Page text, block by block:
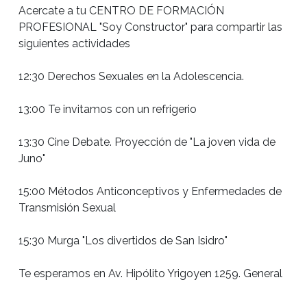
Acercate a tu CENTRO DE FORMACIÓN
PROFESIONAL "Soy Constructor" para compartir las
siguientes actividades
12:30 Derechos Sexuales en la Adolescencia.
13:00 Te invitamos con un refrigerio
13:30 Cine Debate. Proyección de "La joven vida de
Juno"
15:00 Métodos Anticonceptivos y Enfermedades de
Transmisión Sexual
15:30 Murga "Los divertidos de San Isidro"
Te esperamos en Av. Hipólito Yrigoyen 1259. General